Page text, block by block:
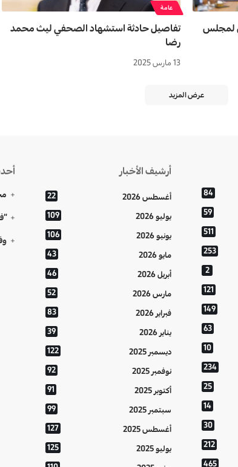
لمجلس
عامة
تفاصيل حادثة استشهاد الصحفي ليث محمد
رضا
13 مارس 2025
عرض المزيد
84
59
511
253
2
121
149
63
10
234
25
14
30
212
465
أرشيف الأخبار
أغسطس 2026 22
يوليو 2026 109
يونيو 2026 106
مايو 2026 43
أبريل 2026 46
مارس 2026 52
فبراير 2026 83
يناير 2026 39
ديسمبر 2025 122
نوفمبر 2025 92
أكتوبر 2025 91
سبتمبر 2025 99
أغسطس 2025 127
يوليو 2025 125